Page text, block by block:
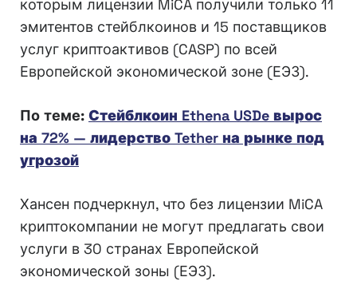
которым лицензии MiCA получили только 11
эмитентов стейблкоинов и 15 поставщиков
услуг криптоактивов (CASP) по всей
Европейской экономической зоне (ЕЭЗ).
По теме: Стейблкоин Ethena USDe вырос
на 72% — лидерство Tether на рынке под
угрозой
Хансен подчеркнул, что без лицензии MiCA
криптокомпании не могут предлагать свои
услуги в 30 странах Европейской
экономической зоны (ЕЭЗ).